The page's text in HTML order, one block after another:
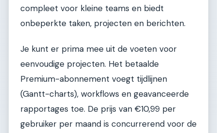
compleet voor kleine teams en biedt
onbeperkte taken, projecten en berichten.
Je kunt er prima mee uit de voeten voor
eenvoudige projecten. Het betaalde
Premium-abonnement voegt tijdlijnen
(Gantt-charts), workflows en geavanceerde
rapportages toe. De prijs van €10,99 per
gebruiker per maand is concurrerend voor de